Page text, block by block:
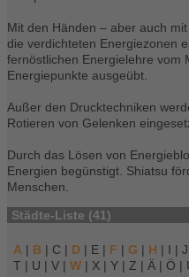
Mit den Händen – aber auch
die verdichteten Energiezonen
fernöstlichen Energielehre vom
Energiepunkte ausgeübt.
Außer den Drucktechniken
Rotieren von Gelenken
Durch das Lösen von
Energien begünstigt. Shiatsu
Menschen.
Städte-Liste (41)
A | B | C | D | E | F | G | H | I |
T | U | V | W | X | Y | Z | Ä | Ö |